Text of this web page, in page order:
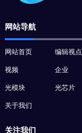
网站导航
网站首页 编辑视点
视频 企业
光模块 光芯片
关于我们
关注我们